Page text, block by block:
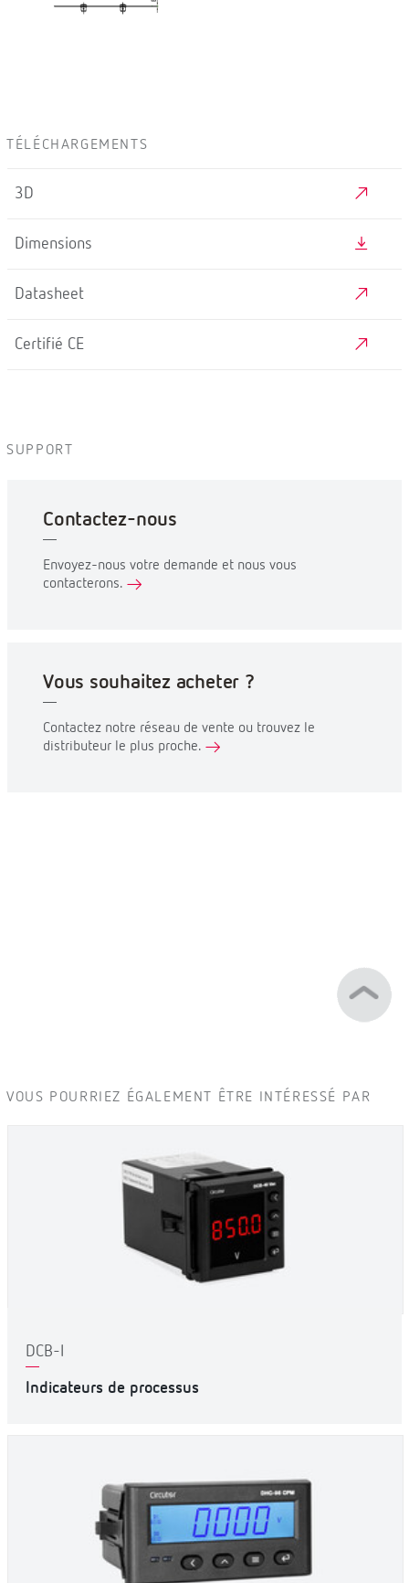
TÉLÉCHARGEMENTS
3D
Dimensions
Datasheet
Certifié CE
SUPPORT
Contactez-nous
Envoyez-nous votre demande et nous vous
contacterons.
Vous souhaitez acheter ?
Contactez notre réseau de vente ou trouvez le
distributeur le plus proche.
VOUS POURRIEZ ÉGALEMENT ÊTRE INTÉRESSÉ PAR
DCB-I
Indicateurs de processus